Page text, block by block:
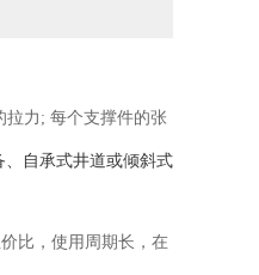
拉力; 每个支撑件的张
自承式井道或倾斜式
比，使用周期长，在